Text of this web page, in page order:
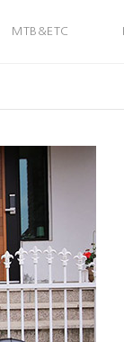
MTB&ETC